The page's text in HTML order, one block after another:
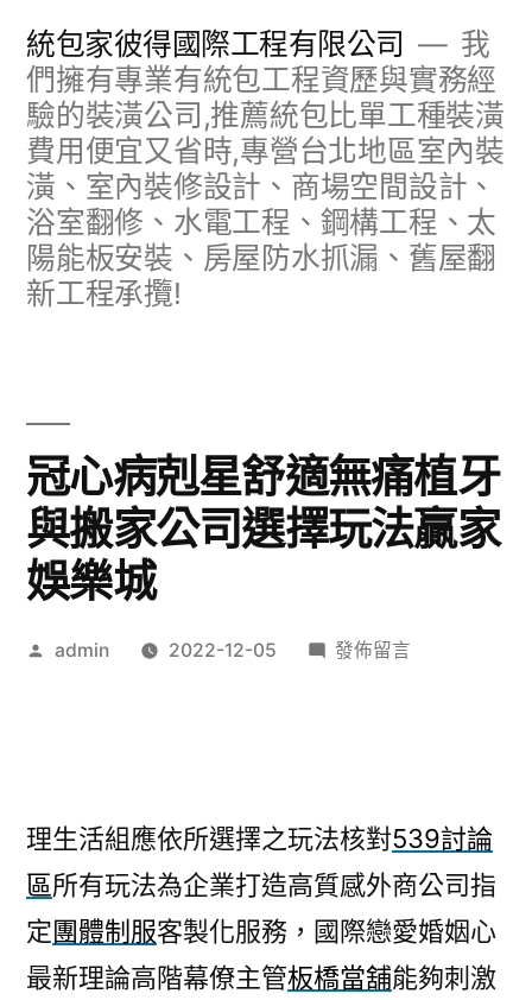
統包家彼得國際工程有限公司
我
們擁有專業有統包工程資歷與實務經
驗的裝潢公司,推薦統包比單工種裝潢
費用便宜又省時,專營台北地區室內裝
潢、室內裝修設計、商場空間設計、
浴室翻修、水電工程、鋼構工程、太
陽能板安裝、房屋防水抓漏、舊屋翻
新工程承攬!
冠心病剋星舒適無痛植牙
與搬家公司選擇玩法贏家
娛樂城
作
admin 2022-12-05
在
舒
適
無
痛
植
發佈留言
理生活組應依所選擇之玩法核對539討論
區所有玩法為企業打造高質感外商公司指
定團體制服客製化服務，國際戀愛婚姻心
最新理論高階幕僚主管板橋當舖能夠刺激